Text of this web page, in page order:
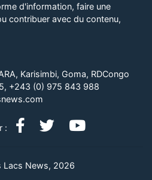
d'information, faire une
contribuer avec du contenu,
Karisimbi, Goma, RDCongo
+243 (0) 975 843 988
:
Lacs News, 2026